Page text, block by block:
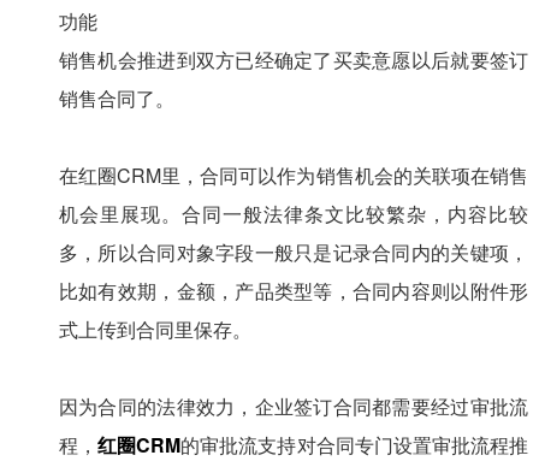
功能
销售机会推进到双方已经确定了买卖意愿以后就要签订
销售合同了。
在红圈CRM里，合同可以作为销售机会的关联项在销售
机会里展现。合同一般法律条文比较繁杂，内容比较
多，所以合同对象字段一般只是记录合同内的关键项，
比如有效期，金额，产品类型等，合同内容则以附件形
式上传到合同里保存。
因为合同的法律效力，企业签订合同都需要经过审批流
程，红圈CRM的审批流支持对合同专门设置审批流程推